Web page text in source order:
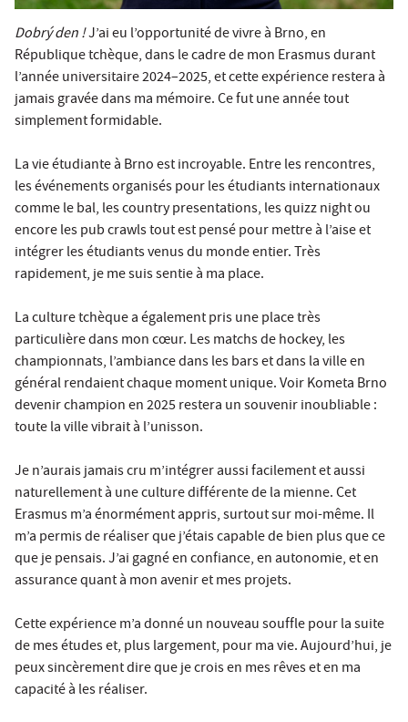
Dobrý den !J’ai eu l’opportunité de vivre à Brno, en
République tchèque, dans le cadre de mon Erasmus durant
l’année universitaire 2024–2025, et cette expérience restera à
jamais gravée dans ma mémoire. Ce fut une année tout
simplement formidable.
La vie étudiante à Brno est incroyable. Entre les rencontres,
les événements organisés pour les étudiants internationaux
comme le bal, les country presentations, les quizz night ou
encore les pub crawls tout est pensé pour mettre à l’aise et
intégrer les étudiants venus du monde entier. Très
rapidement, je me suis sentie à ma place.
La culture tchèque a également pris une place très
particulière dans mon cœur. Les matchs de hockey, les
championnats, l’ambiance dans les bars et dans la ville en
général rendaient chaque moment unique. Voir Kometa Brno
devenir champion en 2025 restera un souvenir inoubliable :
toute la ville vibrait à l’unisson.
Je n’aurais jamais cru m’intégrer aussi facilement et aussi
naturellement à une culture différente de la mienne. Cet
Erasmus m’a énormément appris, surtout sur moi-même. Il
m’a permis de réaliser que j’étais capable de bien plus que ce
que je pensais. J’ai gagné en confiance, en autonomie, et en
assurance quant à mon avenir et mes projets.
Cette expérience m’a donné un nouveau souffle pour la suite
de mes études et, plus largement, pour ma vie. Aujourd’hui, je
peux sincèrement dire que je crois en mes rêves et en ma
capacité à les réaliser.